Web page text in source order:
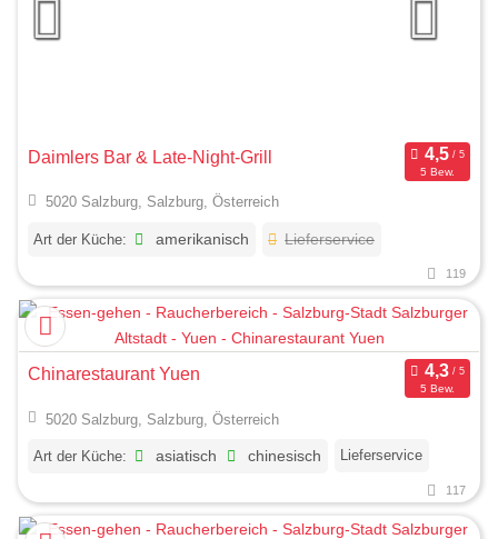
Daimlers Bar & Late-Night-Grill
5 Bew.
5020 Salzburg, Salzburg, Österreich
Art der Küche: amerikanisch Lieferservice
119
Chinarestaurant Yuen
5 Bew.
5020 Salzburg, Salzburg, Österreich
Art der Küche: asiatisch chinesisch Lieferservice
117